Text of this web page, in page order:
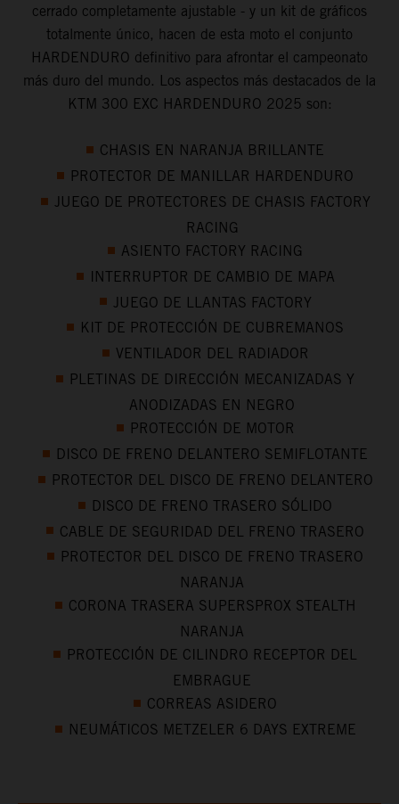
cerrado completamente ajustable - y un kit de gráficos
totalmente único, hacen de esta moto el conjunto
HARDENDURO definitivo para afrontar el campeonato
más duro del mundo. Los aspectos más destacados de la
KTM 300 EXC HARDENDURO 2025 son:
CHASIS EN NARANJA BRILLANTE
PROTECTOR DE MANILLAR HARDENDURO
JUEGO DE PROTECTORES DE CHASIS FACTORY
RACING
ASIENTO FACTORY RACING
INTERRUPTOR DE CAMBIO DE MAPA
JUEGO DE LLANTAS FACTORY
KIT DE PROTECCIÓN DE CUBREMANOS
VENTILADOR DEL RADIADOR
PLETINAS DE DIRECCIÓN MECANIZADAS Y
ANODIZADAS EN NEGRO
PROTECCIÓN DE MOTOR
DISCO DE FRENO DELANTERO SEMIFLOTANTE
PROTECTOR DEL DISCO DE FRENO DELANTERO
DISCO DE FRENO TRASERO SÓLIDO
CABLE DE SEGURIDAD DEL FRENO TRASERO
PROTECTOR DEL DISCO DE FRENO TRASERO
NARANJA
CORONA TRASERA SUPERSPROX STEALTH
NARANJA
PROTECCIÓN DE CILINDRO RECEPTOR DEL
EMBRAGUE
CORREAS ASIDERO
NEUMÁTICOS METZELER 6 DAYS EXTREME